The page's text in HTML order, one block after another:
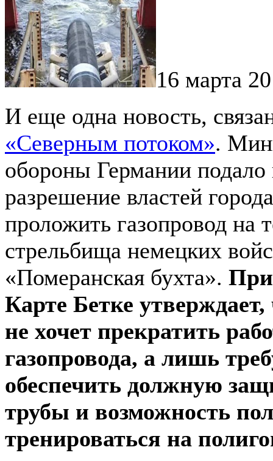
16 марта
И еще одна новость,
«Северным потоком».
обороны Германии подало
разрешение властей
проложить газопровод на
стрельбища немецких
«Померанская бухта». При
Карте Бетке утверждает,
не хочет прекратить
газопровода, а лишь
обеспечить должную
трубы и возможность
тренироваться на